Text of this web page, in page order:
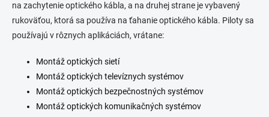
na zachytenie optického kábla, a na druhej strane je vybavený
rukoväťou, ktorá sa používa na ťahanie optického kábla. Piloty sa
používajú v rôznych aplikáciách, vrátane:
Montáž optických sietí
Montáž optických televíznych systémov
Montáž optických bezpečnostných systémov
Montáž optických komunikačných systémov